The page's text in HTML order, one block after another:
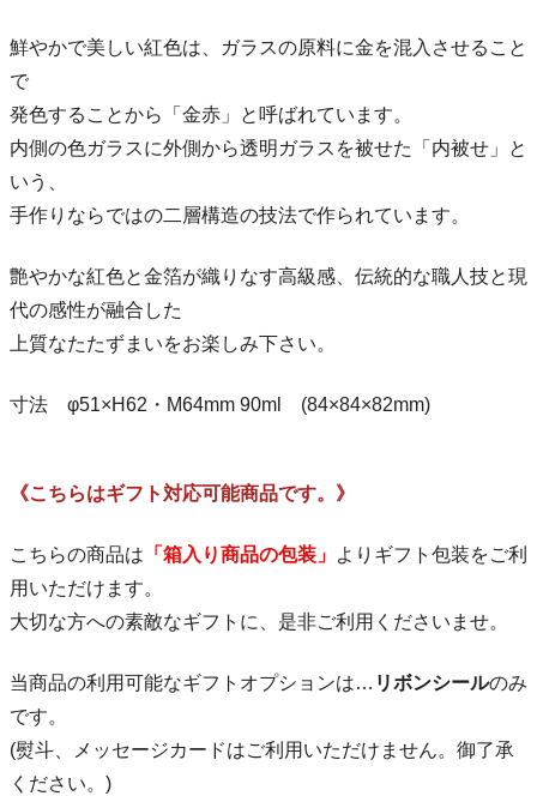
鮮やかで美しい紅色は、ガラスの原料に金を混入させること
で
発色することから「金赤」と呼ばれています。
内側の色ガラスに外側から透明ガラスを被せた「内被せ」と
いう、
手作りならではの二層構造の技法で作られています。
艶やかな紅色と金箔が織りなす高級感、伝統的な職人技と現
代の感性が融合した
上質なたたずまいをお楽しみ下さい。
寸法 φ51×H62・M64mm 90ml (84×84×82mm)
《こちらはギフト対応可能商品です。》
こちらの商品は 「箱入り商品の包装」 よりギフト包装をご利
用いただけます。
大切な方への素敵なギフトに、是非ご利用くださいませ。
当商品の利用可能なギフトオプションは… リボンシールのみ
です。
(熨斗、メッセージカードはご利用いただけません。御了承
ください。)